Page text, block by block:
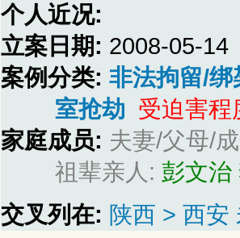
个人近况:
立案日期: 2008-05-14
案例分类: 非法拘留/绑
室抢劫 受迫害程
家庭成员: 夫妻/父母/
祖辈亲人: 彭文治
交叉列在: 陕西 > 西安